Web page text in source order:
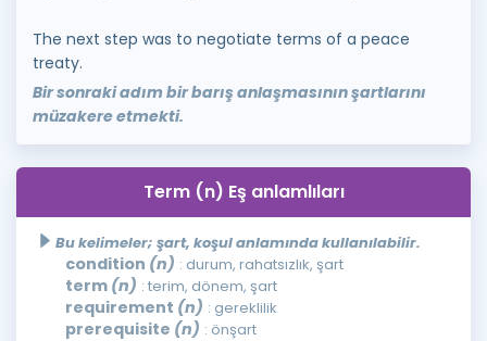
The next step was to negotiate terms of a peace
treaty.
Bir sonraki adım bir barış anlaşmasının şartlarını
müzakere etmekti.
Term (n) Eş anlamlıları
Bu kelimeler; şart, koşul anlamında kullanılabilir.
condition (n) : durum, rahatsızlık, şart
term (n) : terim, dönem, şart
requirement (n) : gereklilik
prerequisite (n) : önşart